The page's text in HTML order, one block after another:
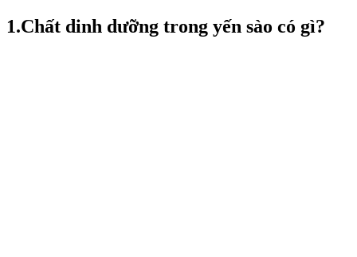
1.Chất dinh dưỡng trong yến sào có gì?